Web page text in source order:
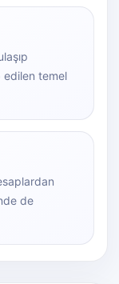
edilen temel
de